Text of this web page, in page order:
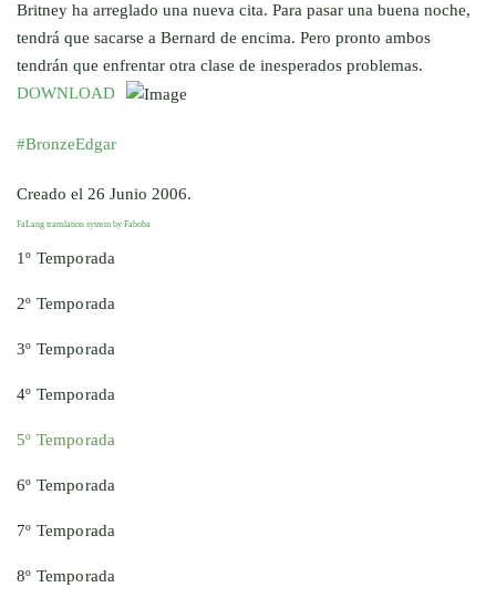
Britney ha arreglado una nueva cita. Para pasar una buena noche,
tendrá que sacarse a Bernard de encima. Pero pronto ambos
tendrán que enfrentar otra clase de inesperados problemas.
DOWNLOAD
#BronzeEdgar
Creado el 26 Junio 2006.
FaLang translation system by Faboba
1º Temporada
2º Temporada
3º Temporada
4º Temporada
5º Temporada
6º Temporada
7º Temporada
8º Temporada